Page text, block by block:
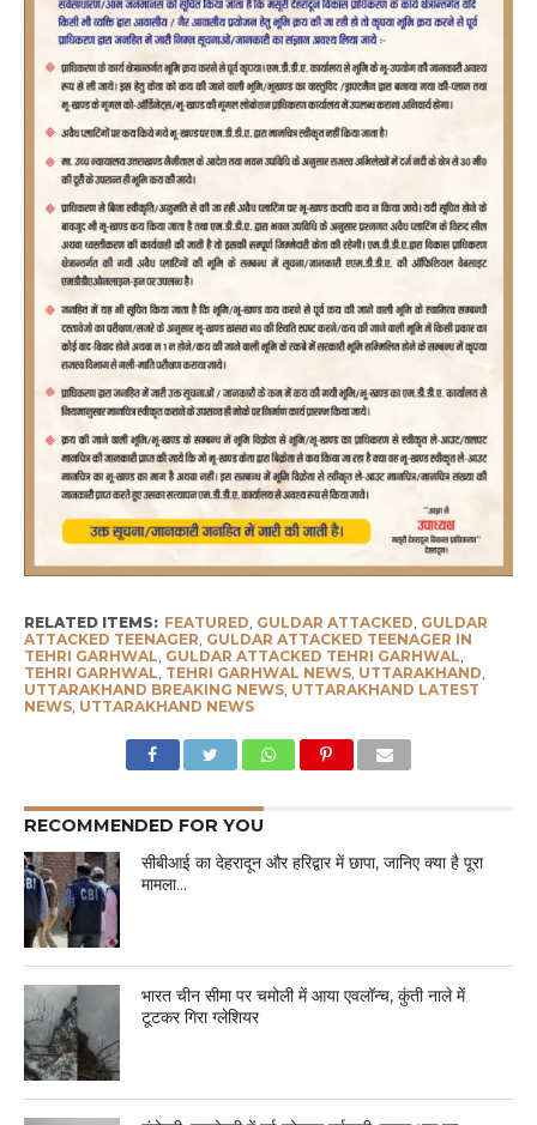
RELATED ITEMS: FEATURED GULDAR ATTACKED GULDAR
ATTACKED TEENAGER GULDAR ATTACKED TEENAGER IN
TEHRI GARHWAL GULDAR ATTACKED TEHRI GARHWAL
TEHRI GARHWAL TEHRI GARHWAL NEWS, UTTARAKHAND
UTTARAKHAND BREAKING NEWS, UTTARAKHAND LATEST
NEWS, UTTARAKHAND NEWS
RECOMMENDED FOR YOU
सीबीआई का देहरादून और हरिद्वार में छापा, जानिए क्या है पूरा
मामला…
भारत चीन सीमा पर चमोली में आया एवलॉन्च, कुंती नाले में
टूटकर गिरा ग्लेशियर